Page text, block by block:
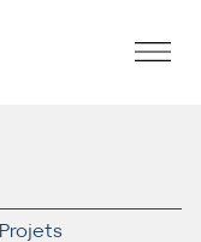
Projets